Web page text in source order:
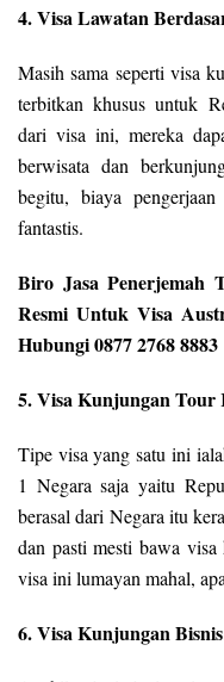
4. Visa Lawatan
Masih sama seperti visa
terbitkan khusus untuk
dari visa ini, mereka
berwisata dan
begitu, biaya
fantastis.
Biro Jasa Penerjemah
Resmi Untuk Visa
Hubungi 0877 2768 8883
5. Visa Kunjungan Tour
Tipe visa yang satu ini
1 Negara saja yaitu
berasal dari Negara itu
dan pasti mesti bawa
visa ini lumayan mahal,
6. Visa Kunjungan Bisnis